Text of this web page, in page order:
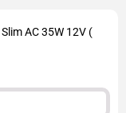
AC 35W 12V (